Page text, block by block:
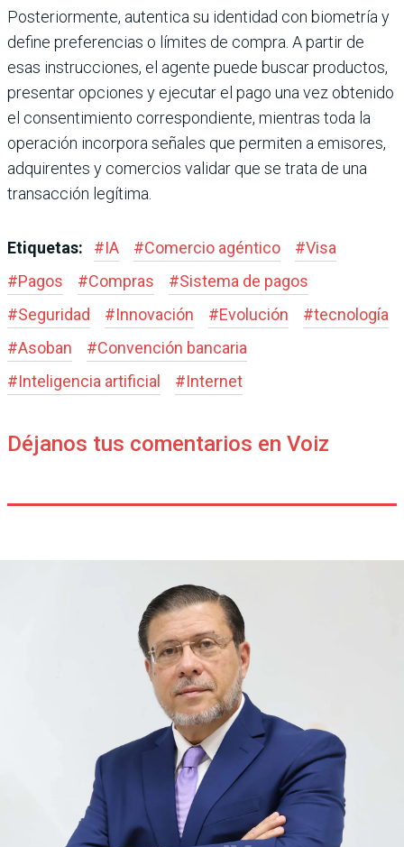
Posteriormente, autentica su identidad con biometría y
define preferencias o límites de compra. A partir de
esas instrucciones, el agente puede buscar productos,
presentar opciones y ejecutar el pago una vez obtenido
el consentimiento correspondiente, mientras toda la
operación incorpora señales que permiten a emisores,
adquirentes y comercios validar que se trata de una
transacción legítima.
Etiquetas: #IA #Comercio agéntico #Visa
#Pagos #Compras #Sistema de pagos
#Seguridad #Innovación #Evolución #tecnología
#Asoban #Convención bancaria
#Inteligencia artificial #Internet
Déjanos tus comentarios en Voiz